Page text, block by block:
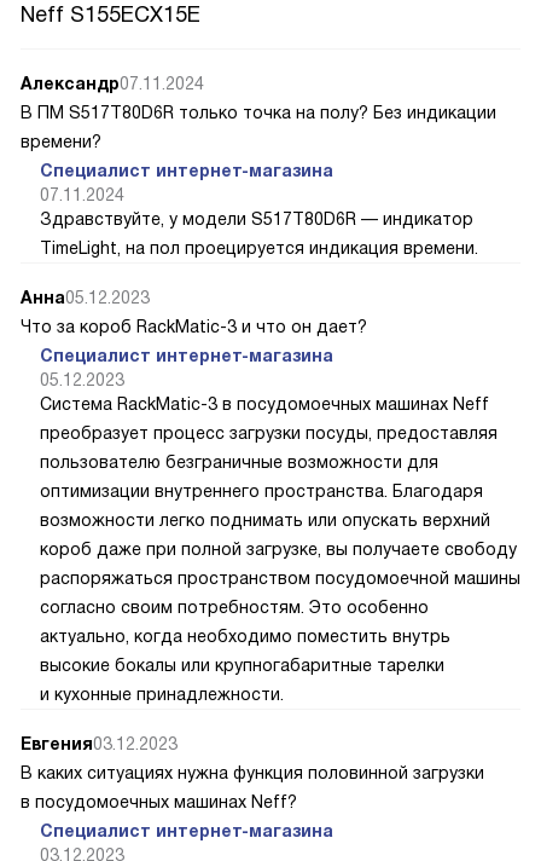
Neff S155ECX15E
Александр07.11.2024
В ПМ S517T80D6R только точка на полу? Без индикации
времени?
Специалист интернет-магазина
07.11.2024
Здравствуйте, у модели S517T80D6R — индикатор
TimeLight, на пол проецируется индикация времени.
Анна05.12.2023
Что за короб RackMatic-3 и что он дает?
Специалист интернет-магазина
05.12.2023
Система RackMatic-3 в посудомоечных машинах Neff
преобразует процесс загрузки посуды, предоставляя
пользователю безграничные возможности для
оптимизации внутреннего пространства. Благодаря
возможности легко поднимать или опускать верхний
короб даже при полной загрузке, вы получаете свободу
распоряжаться пространством посудомоечной машины
согласно своим потребностям. Это особенно
актуально, когда необходимо поместить внутрь
высокие бокалы или крупногабаритные тарелки
и кухонные принадлежности.
Евгения03.12.2023
В каких ситуациях нужна функция половинной загрузки
в посудомоечных машинах Neff?
Специалист интернет-магазина
03.12.2023